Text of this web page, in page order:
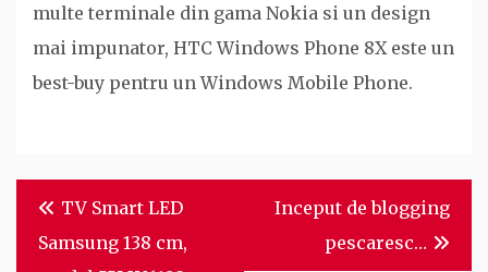
multe terminale din gama Nokia si un design
mai impunator, HTC Windows Phone 8X este un
best-buy pentru un Windows Mobile Phone.
Post
navigation
TV Smart LED
Samsung 138 cm,
Inceput de blogging
pescaresc…